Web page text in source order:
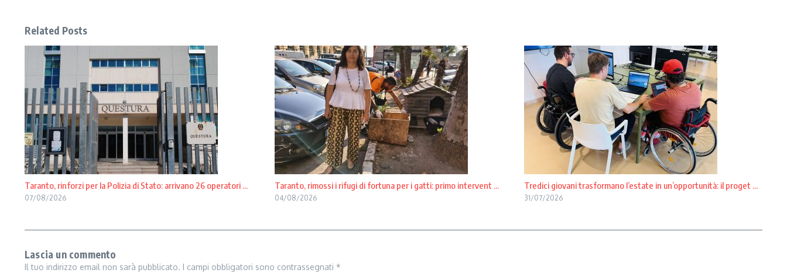
Related Posts
Taranto, rinforzi per la Polizia di Stato: arrivano 26 operatori ...
07/08/2026
Taranto, rimossi i rifugi di fortuna per i gatti: primo intervent ...
04/08/2026
Tredici giovani trasformano l’estate in un’opportunità: il proget ...
31/07/2026
Lascia un commento
Il tuo indirizzo email non sarà pubblicato. I campi obbligatori sono contrassegnati *